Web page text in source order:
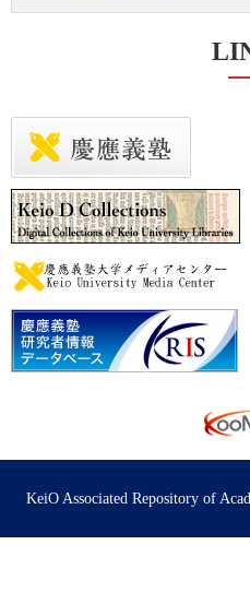
KeiO Associated Repository of